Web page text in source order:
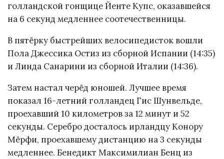
голландской гонщице Йенте Купс, оказавшейся
на 6 секунд медленнее соотечественницы.
В пятёрку быстрейших велосипедисток вошли
Пола Джессика Остиз из сборной Испании (14:35)
и Линда Санарини из сборной Италии (14:36).
Затем настал черёд юношей. Лучшее время
показал 16-летний голландец Гис Шунвельде,
проехавший 10 километров за 12 минут и 52
секунды. Серебро досталось ирландцу Конору
Мёрфи, проехавшему дистанцию на 3 секунды
медленнее. Бенедикт Максимилиан Бенц из